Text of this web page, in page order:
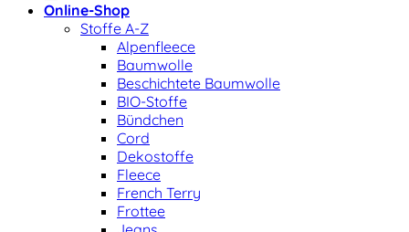
Online-Shop
Stoffe A-Z
Alpenfleece
Baumwolle
Beschichtete Baumwolle
BIO-Stoffe
Bündchen
Cord
Dekostoffe
Fleece
French Terry
Frottee